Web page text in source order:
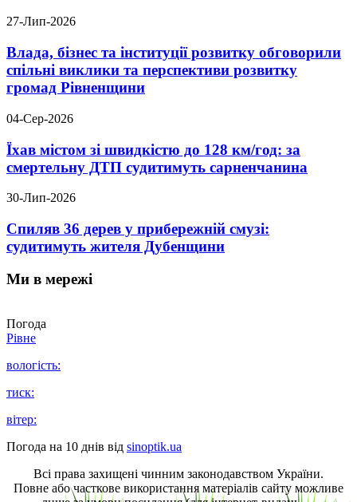
27-Лип-2026
Влада, бізнес та інституції розвитку обговорили
спільні виклики та перспективи розвитку
громад Рівненщини
04-Сер-2026
Їхав містом зі швидкістю до 128 км/год: за
смертельну ДТП судитимуть сарненчанина
30-Лип-2026
Спиляв 36 дерев у прибережній смузі:
судитимуть жителя Дубенщини
Ми в мережі
Погода
Рівне
вологість:
тиск:
вітер:
Погода на 10 днів від sinoptik.ua
Всі права захищені чинним законодавством України.
Повне або часткове використання матеріалів сайту можливе